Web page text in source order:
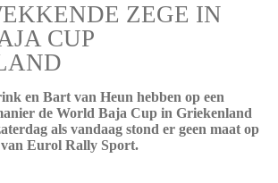
ZEGE IN
CUP
en Bart van Heun hebben op een
de World Baja Cup in Griekenland
als vandaag stond er geen maat op
Eurol Rally Sport.